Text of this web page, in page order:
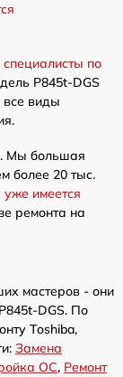
специалисты по
P845t-DGS
все виды
Мы большая
более 20 тыс.
уже имеется
ремонта на
мастеров - они
DGS. По
Toshiba,
Замена
ОС, Ремонт